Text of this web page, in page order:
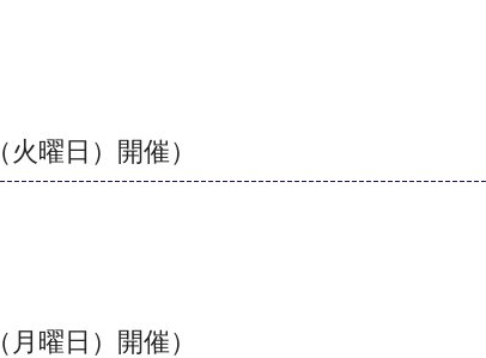
曜日）開催）
曜日）開催）